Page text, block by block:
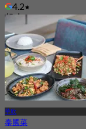
4.2
起฿ 622.5
華欣
泰國菜